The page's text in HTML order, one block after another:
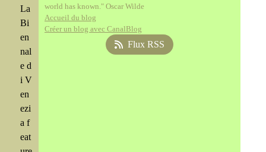
La
Bi
en
nal
e d
i V
en
ezi
a f
eat
world has known." Oscar Wilde
Accueil du blog
Créer un blog avec CanalBlog
Flux RSS